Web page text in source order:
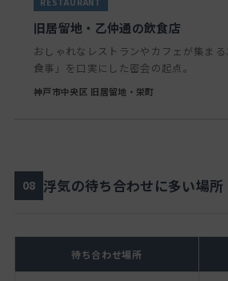
旧居留地・乙仲通の飲食店
おしゃれなレストランやカフェが集ま
食事」を口実にした密会の起点。
神戸市中央区 旧居留地・栄町
08 浮気の待ち合わせに多い場所
待ち合わせ場所